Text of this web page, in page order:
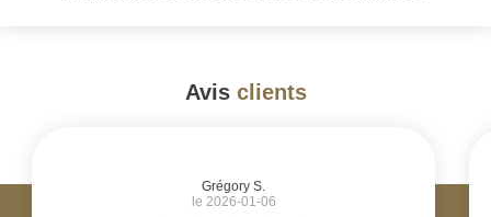
Avis clients
Grégory S.
le 2026-01-06